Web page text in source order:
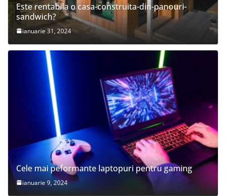
Este rentabila o casa-construita-din-panouri-
sandwich?
ianuarie 31, 2024
Cele mai peformante laptopuri pentru gaming
ianuarie 9, 2024